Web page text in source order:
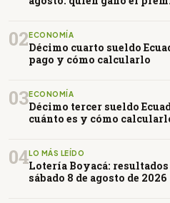
02 ECONOMÍA
Décimo cuarto sueldo
pago y cómo calcularlo
03ECONOMÍA
Décimo tercer sueldo
cuánto es y cómo
04LO MÁS LEÍDO
Lotería Boyacá:
sábado 8 de agosto de 2026